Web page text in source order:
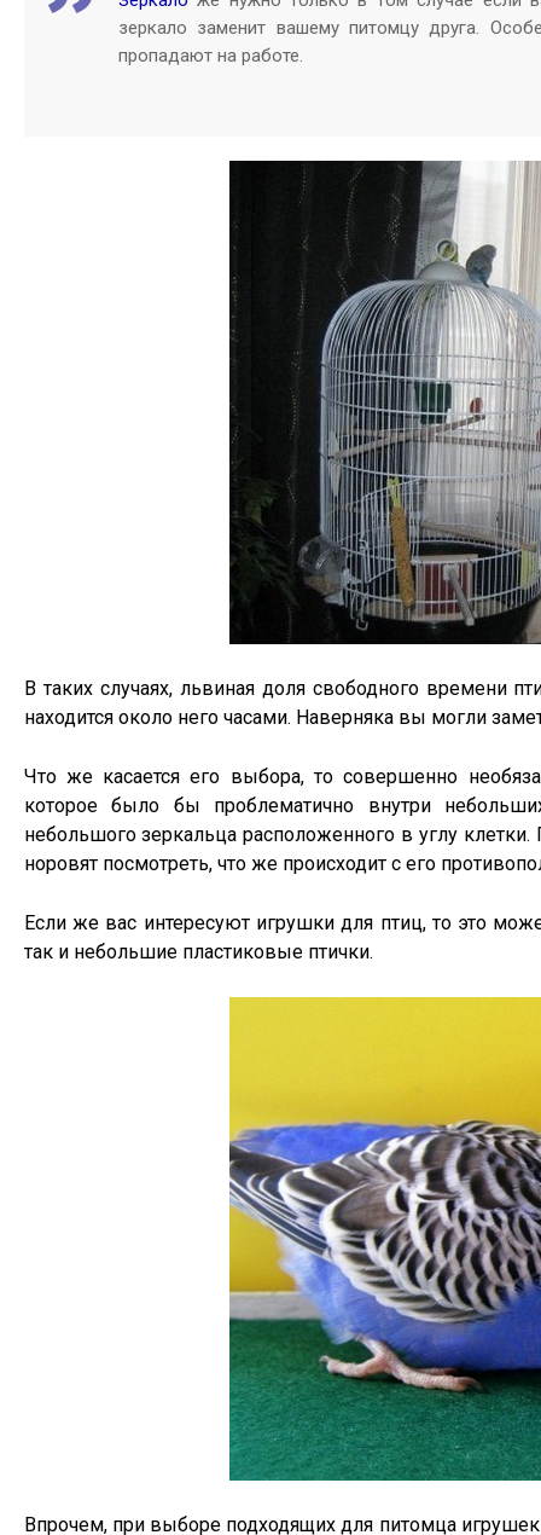
зеркало заменит вашему питомцу друга.
пропадают на работе.
В таких случаях, львиная доля свободного времени
находится около него часами. Наверняка вы могли
Что же касается его выбора, то совершенно
которое было бы проблематично внутри
небольшого зеркальца расположенного в углу
норовят посмотреть, что же происходит с его
Если же вас интересуют игрушки для птиц, то это
так и небольшие пластиковые птички.
Впрочем, при выборе подходящих для питомца